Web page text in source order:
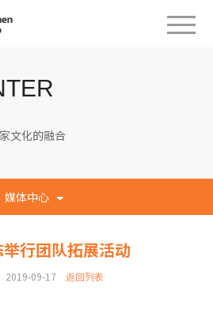
文化的融合
媒体中心
行团队拓展活动
2019-09-17 返回列表